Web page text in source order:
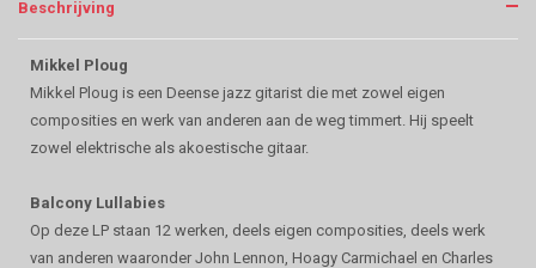
Beschrijving
Mikkel Ploug
Mikkel Ploug is een Deense jazz gitarist die met zowel eigen
composities en werk van anderen aan de weg timmert. Hij speelt
zowel elektrische als akoestische gitaar.
Balcony Lullabies
Op deze LP staan 12 werken, deels eigen composities, deels werk
van anderen waaronder John Lennon, Hoagy Carmichael en Charles